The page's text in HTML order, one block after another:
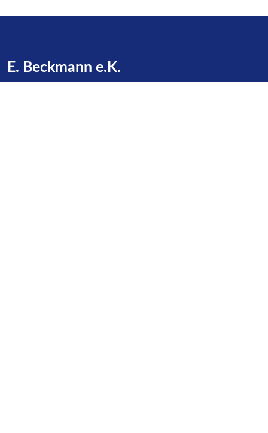
E. Beckmann e.K.